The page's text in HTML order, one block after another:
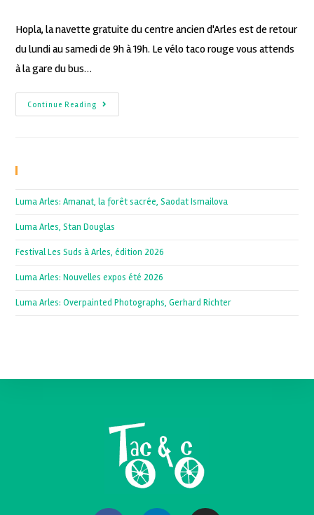
Hopla, la navette gratuite du centre ancien d'Arles est de retour
du lundi au samedi de 9h à 19h. Le vélo taco rouge vous attends
à la gare du bus…
Continue Reading
Luma Arles: Amanat, la forêt sacrée, Saodat Ismailova
Luma Arles, Stan Douglas
Festival Les Suds à Arles, édition 2026
Luma Arles: Nouvelles expos été 2026
Luma Arles: Overpainted Photographs, Gerhard Richter